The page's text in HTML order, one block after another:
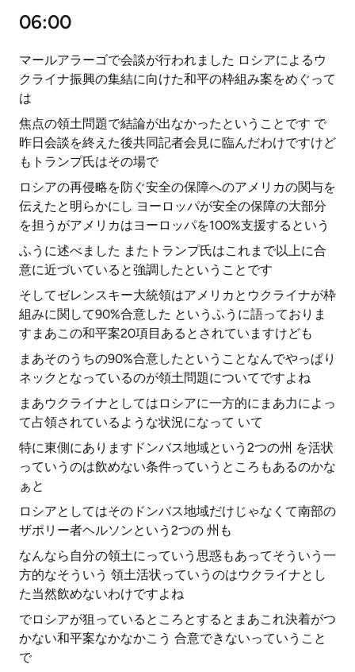
06:00
マールアラーゴで会談が行われました ロシアによるウ
クライナ振興の集結に向けた和平の枠組み案をめぐって
は
焦点の領土問題で結論が出なかったということです で
昨日会談を終えた後共同記者会見に臨んだわけですけど
もトランプ氏はその場で
ロシアの再侵略を防ぐ安全の保障へのアメリカの関与を
伝えたと明らかにし ヨーロッパが安全の保障の大部分
を担うがアメリカはヨーロッパを100%支援するという
ふうに述べました またトランプ氏はこれまで以上に合
意に近づいていると強調したということです
そしてゼレンスキー大統領はアメリカとウクライナが枠
組みに関して90%合意した というふうに語っておりま
すまあこの和平案20項目あるとされていますけども
まあそのうちの90%合意したということなんでやっぱり
ネックとなっているのが領土問題についてですよね
まあウクライナとしてはロシアに一方的にまあ力によっ
て占領されているような状況になって いて
特に東側にありますドンバス地域という2つの州 を活状
っていうのは飲めない条件っていうところもあるのかな
ぁと
ロシアとしてはそのドンバス地域だけじゃなくて南部の
ザポリー者ヘルソンという2つの 州も
なんなら自分の領土にっていう思惑もあってそういう一
方的なそういう 領土活状っていうのはウクライナとし
た当然飲めないわけですよね
でロシアが狙っているところとするとまあこれ決着がつ
かない和平案なかなかこう 合意できないっていうこと
で